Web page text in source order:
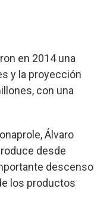
en 2014 una
y la proyección
con una
Álvaro
desde
descenso
los productos